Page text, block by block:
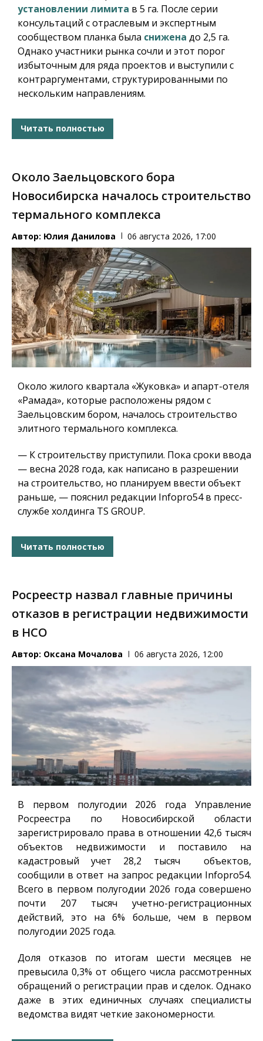
установлении лимита в 5 га. После серии
консультаций с отраслевым и экспертным
сообществом планка была снижена до 2,5 га.
Однако участники рынка сочли и этот порог
избыточным для ряда проектов и выступили с
контраргументами, структурированными по
нескольким направлениям.
Читать полностью
Около Заельцовского бора
Новосибирска началось строительство
термального комплекса
Автор: Юлия Данилова 06 августа 2026, 17:00
Около жилого квартала «Жуковка» и апарт-отеля
«Рамада», которые расположены рядом с
Заельцовским бором, началось строительство
элитного термального комплекса.
— К строительству приступили. Пока сроки ввода
— весна 2028 года, как написано в разрешении
на строительство, но планируем ввести объект
раньше, — пояснил редакции Infopro54 в пресс-
службе холдинга TS GROUP.
Читать полностью
Росреестр назвал главные причины
отказов в регистрации недвижимости
в НСО
Автор: Оксана Мочалова 06 августа 2026, 12:00
В первом полугодии 2026 года Управление
Росреестра по Новосибирской области
зарегистрировало права в отношении 42,6 тысяч
объектов недвижимости и поставило на
кадастровый учет 28,2 тысяч объектов,
сообщили в ответ на запрос редакции Infopro54.
Всего в первом полугодии 2026 года совершено
почти 207 тысяч учетно-регистрационных
действий, это на 6% больше, чем в первом
полугодии 2025 года.
Доля отказов по итогам шести месяцев не
превысила 0,3% от общего числа рассмотренных
обращений о регистрации прав и сделок. Однако
даже в этих единичных случаях специалисты
ведомства видят четкие закономерности.